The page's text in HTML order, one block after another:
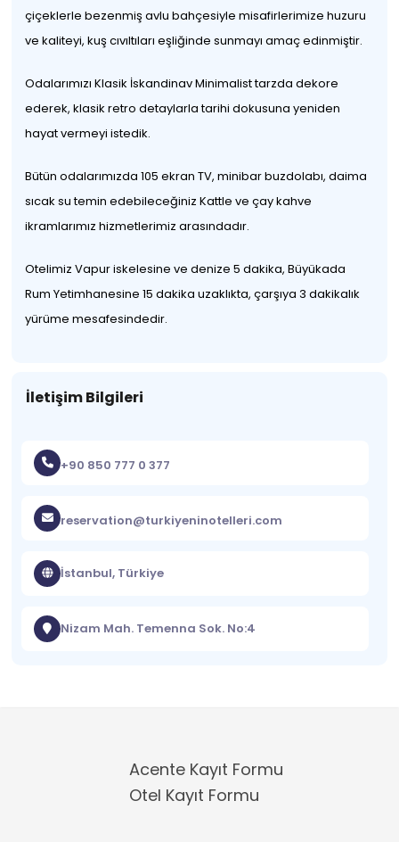
çiçeklerle bezenmiş avlu bahçesiyle misafirlerimize huzuru
ve kaliteyi, kuş cıvıltıları eşliğinde sunmayı amaç edinmiştir.
Odalarımızı Klasik İskandinav Minimalist tarzda dekore
ederek, klasik retro detaylarla tarihi dokusuna yeniden
hayat vermeyi istedik.
Bütün odalarımızda 105 ekran TV, minibar buzdolabı, daima
sıcak su temin edebileceğiniz Kattle ve çay kahve
ikramlarımız hizmetlerimiz arasındadır.
Otelimiz Vapur iskelesine ve denize 5 dakika, Büyükada
Rum Yetimhanesine 15 dakika uzaklıkta, çarşıya 3 dakikalık
yürüme mesafesindedir.
İletişim Bilgileri
+90 850 777 0 377
reservation@turkiyeninotelleri.com
İstanbul, Türkiye
Nizam Mah. Temenna Sok. No:4
Acente Kayıt Formu
Otel Kayıt Formu